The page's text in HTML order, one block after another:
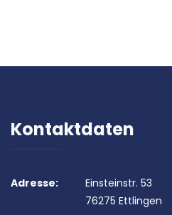
Kontaktdaten
Adresse:
Einsteinstr. 53
76275 Ettlingen